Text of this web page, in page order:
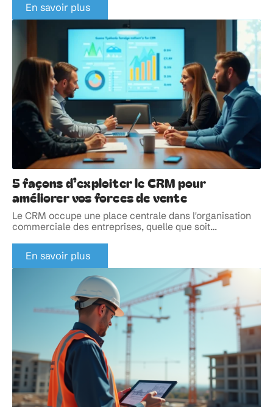
En savoir plus
5 façons d’exploiter le CRM pour
améliorer vos forces de vente
Le CRM occupe une place centrale dans l'organisation
commerciale des entreprises, quelle que soit…
En savoir plus